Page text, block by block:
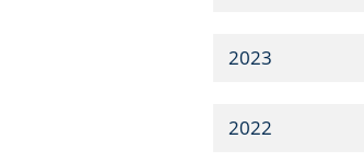
2023
2022